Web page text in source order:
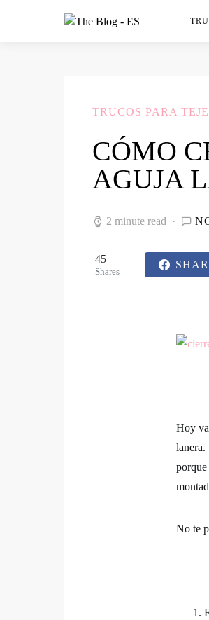
TRUCOS PARA
CÓMO
AGUJA
2 minute read
45
Shares
Hoy
lanera.
porque
No te